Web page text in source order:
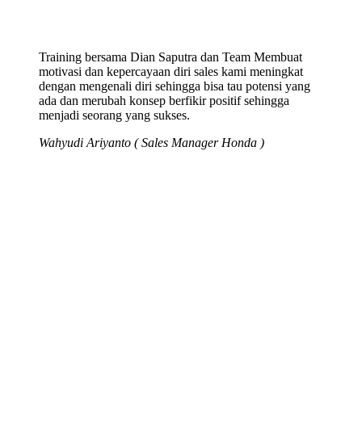
Training bersama Dian Saputra dan Team Membuat
motivasi dan kepercayaan diri sales kami meningkat
dengan mengenali diri sehingga bisa tau potensi yang
ada dan merubah konsep berfikir positif sehingga
menjadi seorang yang sukses.
Wahyudi Ariyanto ( Sales Manager Honda )